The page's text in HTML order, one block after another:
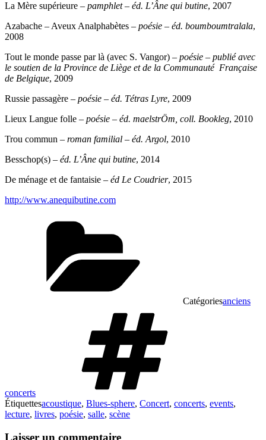
La Mère supérieure – pamphlet– éd. L’Âne qui butine, 2007
Azabache – Aveux Analphabètes – poésie – éd. boumboumtralala,
2008
Tout le monde passe par là (avec S. Vangor) – poésie – publié avec
le soutien de la Province de Liège et de la Communauté Française
de Belgique, 2009
Russie passagère – poésie – éd. Tétras Lyre, 2009
Lieux Langue folle – poésie – éd. maelstrÖm, coll. Bookleg, 2010
Trou commun – roman familial – éd. Argol, 2010
Besschop(s) – éd. L’Âne qui butine, 2014
De ménage et de fantaisie – éd Le Coudrier, 2015
http://www.anequibutine.com
Catégoriesanciens
concerts
Étiquettesacoustique, Blues-sphere, Concert, concerts, events,
lecture, livres, poésie, salle, scène
Laisser un commentaire